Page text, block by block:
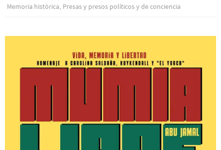
Memoria histórica, Presas y presos polí­ticos y de conciencia